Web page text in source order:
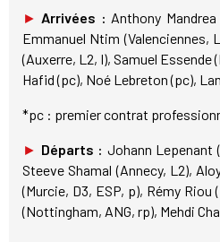
► Arrivées : Anthony
Emmanuel Ntim (Valenciennes,
(Auxerre, L2, l), Samuel Essende
Hafid (pc), Noé Lebreton (pc),
*pc : premier contrat
► Départs : Johann Lepenant
Steeve Shamal (Annecy, L2),
(Murcie, D3, ESP, p), Rémy
(Nottingham, ANG, rp), Mehdi